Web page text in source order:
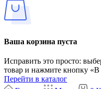
Ваша корзина пуста
Исправить это просто:
товар и нажмите кнопку «В
Перейти в каталог